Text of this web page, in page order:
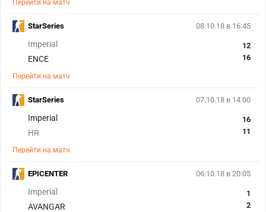
Перейти на матч
08.10.18 в 16:45
Imperial
ENCE
12
16
Перейти на матч
StarSeries
07.10.18 в 14:00
Imperial
HR
16
11
Перейти на матч
StarSeries
06.10.18 в 20:05
Imperial
AVANGAR
1
2
EPICENTER